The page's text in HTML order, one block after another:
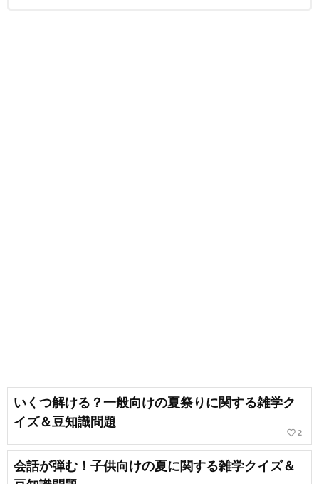
いくつ解ける？一般向けの夏祭りに関する雑学ク
イズ＆豆知識問題
favorite_border 2
会話が弾む！子供向けの夏に関する雑学クイズ＆